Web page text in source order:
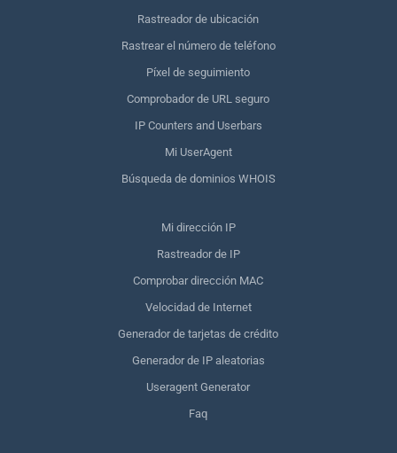
Rastreador de ubicación
Rastrear el número de teléfono
Píxel de seguimiento
Comprobador de URL seguro
IP Counters and Userbars
Mi UserAgent
Búsqueda de dominios WHOIS
Mi dirección IP
Rastreador de IP
Comprobar dirección MAC
Velocidad de Internet
Generador de tarjetas de crédito
Generador de IP aleatorias
Useragent Generator
Faq